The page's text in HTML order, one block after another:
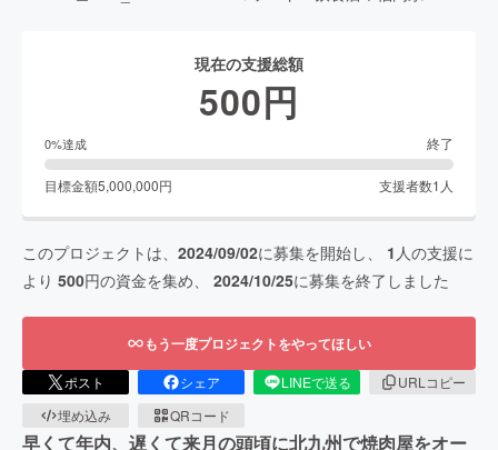
現在の支援総額
500円
0%達成 終了
目標金額5,000,000円 支援者数1 人
このプロジェクトは、 2024/09/02に募集を開始し、 1 人の支援に
より 500円の資金を集め、 2024/10/25に募集を終了しました
もう一度プロジェクトをやってほしい
ポスト シェア LINEで送る
URLコピー
埋め込み
QRコード
早くて年内、遅くて来月の頭頃に北九州で焼肉屋をオー